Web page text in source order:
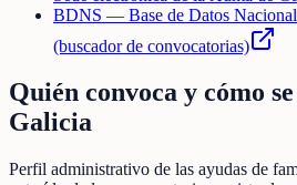
BDNS — Base de Datos Nacional
(buscador de convocatorias)
Quién convoca y cómo
Galicia
Perfil administrativo de las ayudas de